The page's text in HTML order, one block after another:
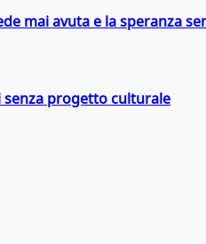
mai avuta e la speranza
progetto culturale